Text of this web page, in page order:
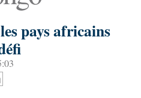
pays africains